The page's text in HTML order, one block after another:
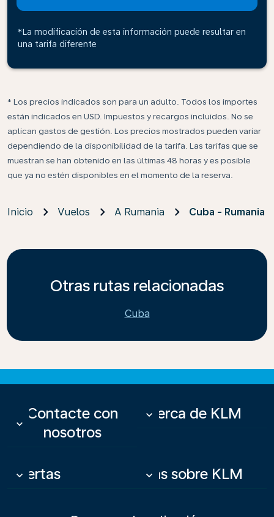
*La modificación de esta información puede resultar en
una tarifa diferente
* Los precios indicados son para un adulto. Todos los importes
están indicados en USD. Impuestos y recargos incluidos. No se
aplican gastos de gestión. Los precios mostrados pueden variar
dependiendo de la disponibilidad de la tarifa. Las tarifas que se
muestran se han obtenido en las últimas 48 horas y es posible
que ya no estén disponibles en el momento de la reserva.
Inicio Vuelos A Rumania Cuba - Rumania
Otras rutas relacionadas
Cuba
Contacte con
nosotros
keyboard_arrow_down
Acerca de KLM
keyboard_arrow_down
Ofertas
keyboard_arrow_down Más sobre KLM
keyboard_arrow_down